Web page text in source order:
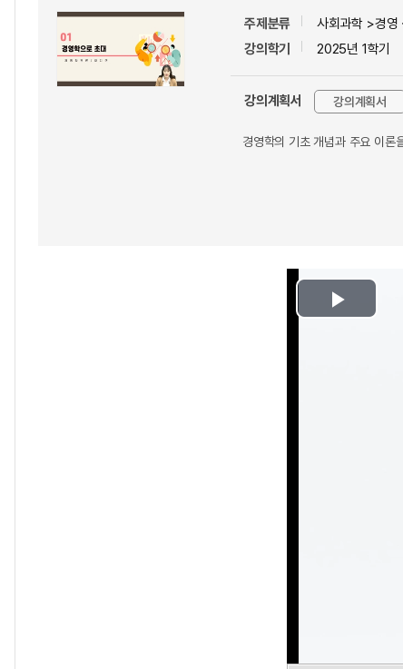
주제분류
사회과학 >경영
강의학기
2025년 1학기
강의계획서 강의계획서
경영학의 기초 개념과 주요 이론
Play